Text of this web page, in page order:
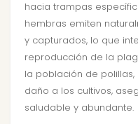
hacia trampas
hembras emiten
y capturados, lo que
reproducción de la
la población de
daño a los cultivos,
saludable y abundante.